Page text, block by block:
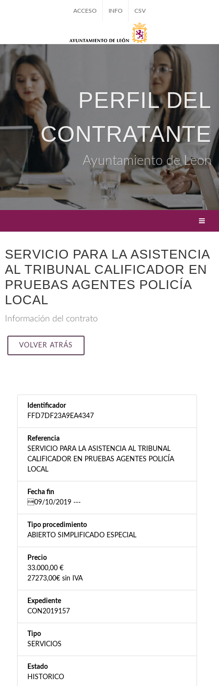
ACCESO INFO CSV
PERFIL DEL
CONTRATANTE
Ayuntamiento de Leon
SERVICIO PARA LA ASISTENCIA
AL TRIBUNAL CALIFICADOR EN
PRUEBAS AGENTES POLICÍA
LOCAL
Información del contrato
VOLVER ATRÁS
Identificador
FFD7DF23A9EA4347
Referencia
SERVICIO PARA LA ASISTENCIA AL TRIBUNAL
CALIFICADOR EN PRUEBAS AGENTES POLICÍA
LOCAL
Fecha fin
09/10/2019 ---
Tipo procedimiento
ABIERTO SIMPLIFICADO ESPECIAL
Precio
33.000,00 €
27273,00€ sin IVA
Expediente
CON2019157
Tipo
SERVICIOS
Estado
HISTORICO